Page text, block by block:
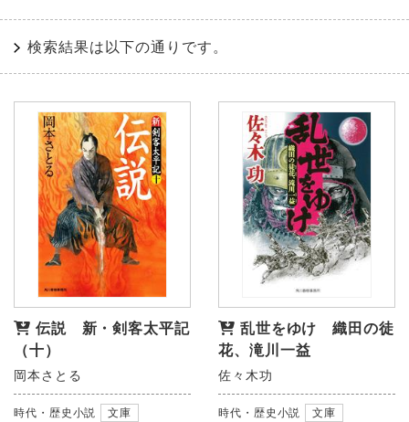
検索結果は以下の通りです。
伝説 新・剣客太平記
（十）
岡本さとる
時代・歴史小説 文庫
乱世をゆけ 織田の徒
花、滝川一益
佐々木功
時代・歴史小説 文庫